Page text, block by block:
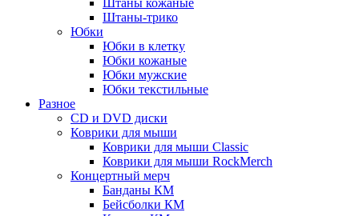
Штаны кожаные
Штаны-трико
Юбки
Юбки в клетку
Юбки кожаные
Юбки мужские
Юбки текстильные
Разное
CD и DVD диски
Коврики для мыши
Коврики для мыши Classic
Коврики для мыши RockMerch
Концертный мерч
Банданы КМ
Бейсболки КМ